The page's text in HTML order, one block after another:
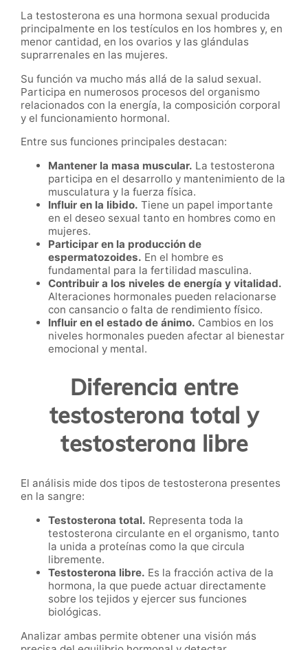
La testosterona es una hormona sexual producida
principalmente en los testículos en los hombres y, en
menor cantidad, en los ovarios y las glándulas
suprarrenales en las mujeres.
Su función va mucho más allá de la salud sexual.
Participa en numerosos procesos del organismo
relacionados con la energía, la composición corporal
y el funcionamiento hormonal.
Entre sus funciones principales destacan:
Mantener la masa muscular. La testosterona
participa en el desarrollo y mantenimiento de la
musculatura y la fuerza física.
Influir en la libido. Tiene un papel importante
en el deseo sexual tanto en hombres como en
mujeres.
Participar en la producción de
espermatozoides. En el hombre es
fundamental para la fertilidad masculina.
Contribuir a los niveles de energía y vitalidad.
Alteraciones hormonales pueden relacionarse
con cansancio o falta de rendimiento físico.
Influir en el estado de ánimo. Cambios en los
niveles hormonales pueden afectar al bienestar
emocional y mental.
Diferencia entre
testosterona total y
testosterona libre
El análisis mide dos tipos de testosterona presentes
en la sangre:
Testosterona total. Representa toda la
testosterona circulante en el organismo, tanto
la unida a proteínas como la que circula
libremente.
Testosterona libre. Es la fracción activa de la
hormona, la que puede actuar directamente
sobre los tejidos y ejercer sus funciones
biológicas.
Analizar ambas permite obtener una visión más